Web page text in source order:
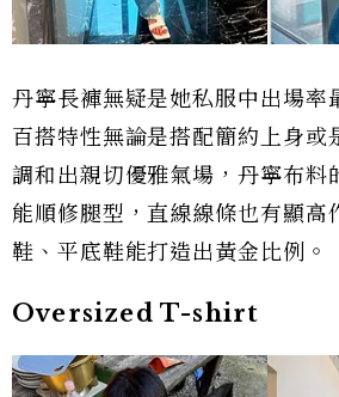
丹寧長褲無疑是她私服中出場率
百搭特性無論是搭配簡約上身或
調和出親切優雅氣場，丹寧布料
能順修腿型，直線線條也有顯高
鞋、平底鞋能打造出黃金比例。
Oversized T-shirt